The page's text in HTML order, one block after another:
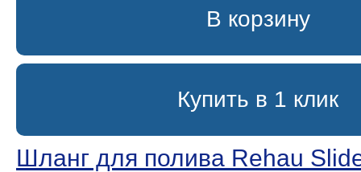
В корзину
Купить в 1 клик
Шланг для полива Rehau